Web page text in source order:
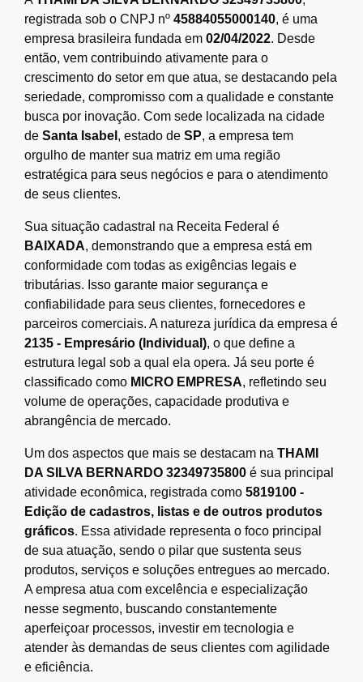
registrada sob o CNPJ nº 45884055000140, é uma
empresa brasileira fundada em 02/04/2022. Desde
então, vem contribuindo ativamente para o
crescimento do setor em que atua, se destacando pela
seriedade, compromisso com a qualidade e constante
busca por inovação. Com sede localizada na cidade
de Santa Isabel , estado de SP, a empresa tem
orgulho de manter sua matriz em uma região
estratégica para seus negócios e para o atendimento
de seus clientes.
Sua situação cadastral na Receita Federal é
BAIXADA, demonstrando que a empresa está em
conformidade com todas as exigências legais e
tributárias. Isso garante maior segurança e
confiabilidade para seus clientes, fornecedores e
parceiros comerciais. A natureza jurídica da empresa é
2135 - Empresário (Individual), o que define a
estrutura legal sob a qual ela opera. Já seu porte é
classificado como MICRO EMPRESA, refletindo seu
volume de operações, capacidade produtiva e
abrangência de mercado.
Um dos aspectos que mais se destacam na THAMI
DA SILVA BERNARDO 32349735800 é sua principal
atividade econômica, registrada como 5819100 -
Edição de cadastros, listas e de outros produtos
gráficos. Essa atividade representa o foco principal
de sua atuação, sendo o pilar que sustenta seus
produtos, serviços e soluções entregues ao mercado.
A empresa atua com excelência e especialização
nesse segmento, buscando constantemente
aperfeiçoar processos, investir em tecnologia e
atender às demandas de seus clientes com agilidade
e eficiência.